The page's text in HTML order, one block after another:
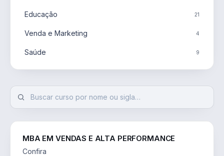
Educação 21
Venda e Marketing 4
Saúde 9
MBA EM VENDAS E ALTA PERFORMANCE
Confira